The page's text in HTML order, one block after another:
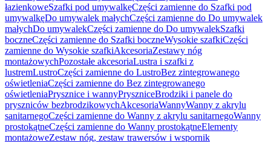
łazienkoweSzafki pod umywalkęCzęści zamienne do Szafki pod
umywalkęDo umywalek małychCzęści zamienne do Do umywalek
małychDo umywalekCzęści zamienne do Do umywalekSzafki
boczneCzęści zamienne do Szafki boczneWysokie szafkiCzęści
zamienne do Wysokie szafkiAkcesoriaZestawy nóg
montażowychPozostałe akcesoriaLustra i szafki z
lustremLustroCzęści zamienne do LustroBez zintegrowanego
oświetleniaCzęści zamienne do Bez zintegrowanego
oświetleniaPrysznice i wannyPryszniceBrodziki i panele do
pryszniców bezbrodzikowychAkcesoriaWannyWanny z akrylu
sanitarnegoCzęści zamienne do Wanny z akrylu sanitarnegoWanny
prostokątneCzęści zamienne do Wanny prostokątneElementy
montażoweZestaw nóg, zestaw trawersów i wspornik